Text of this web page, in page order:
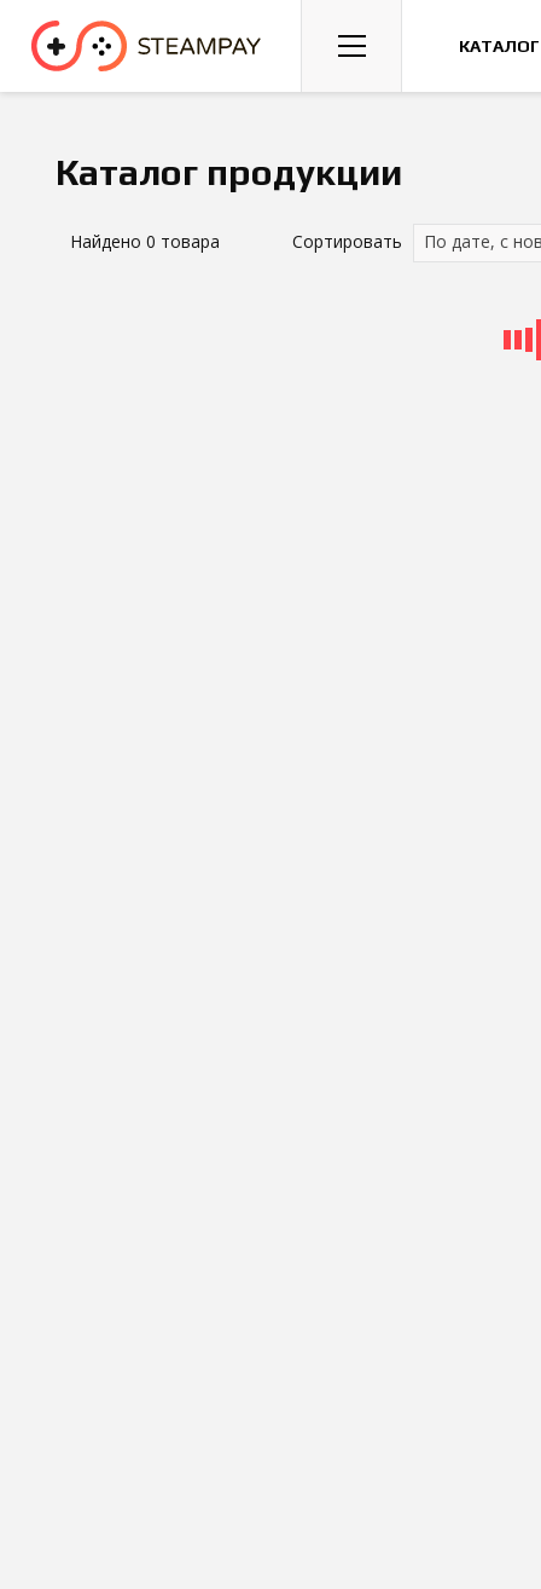
Спорт Гонки Казуальные
Каталог продукции
Найдено 0 товара Сортировать По дате, с